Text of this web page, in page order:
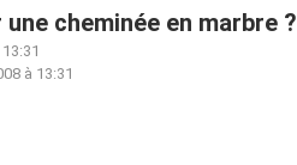
cheminée en marbre ?
à 13:31